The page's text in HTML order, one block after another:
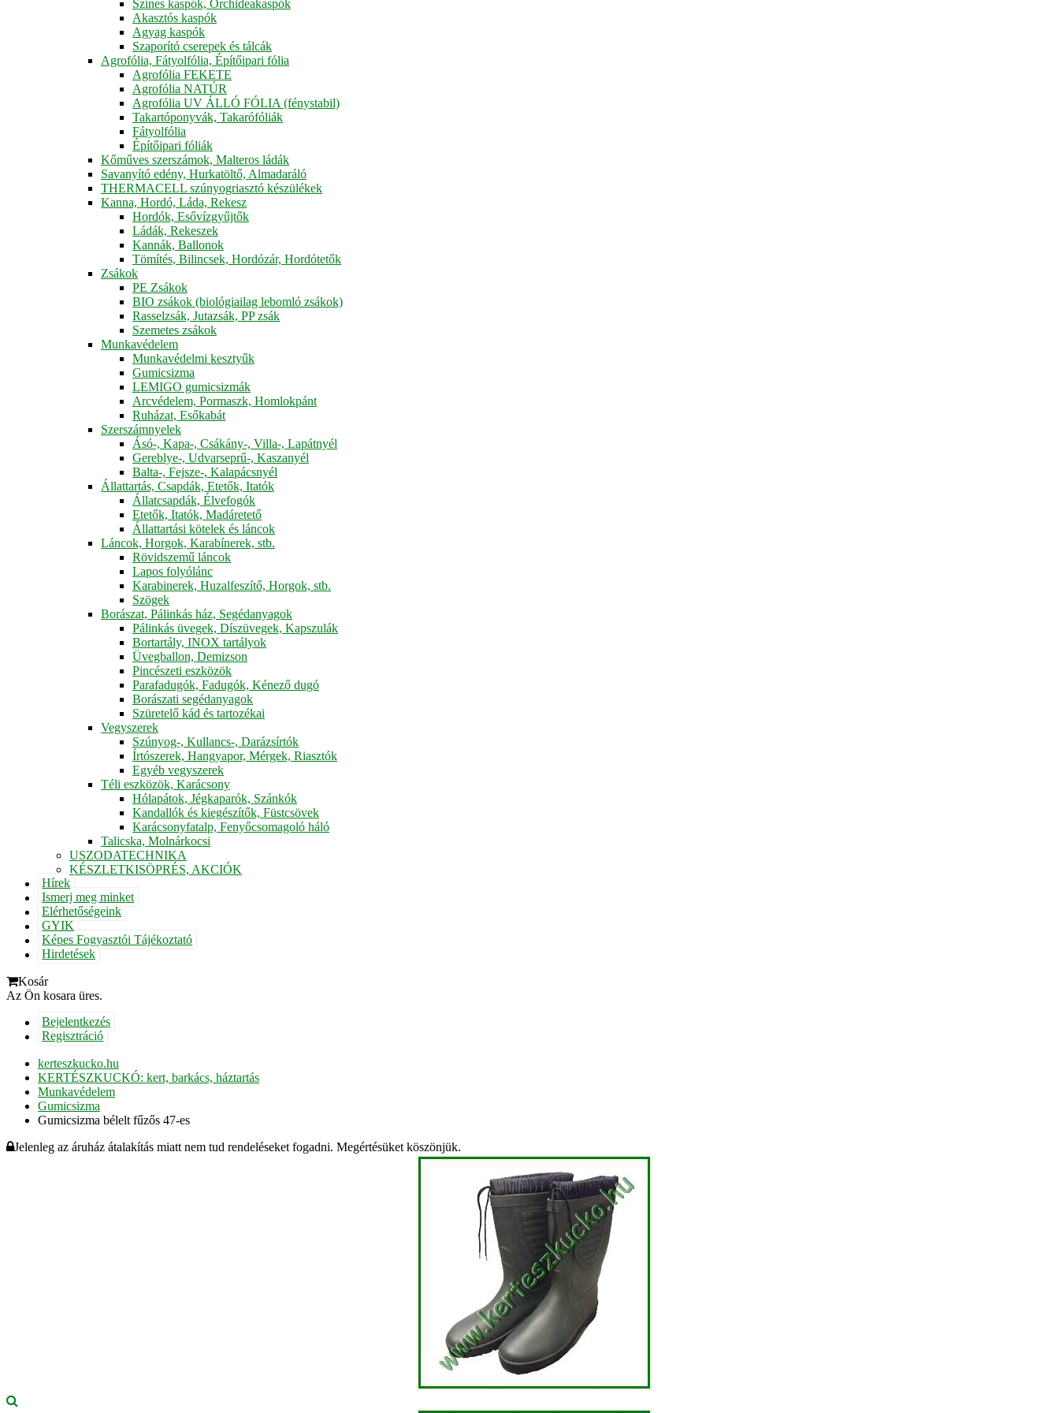
Színes kaspók, Orchideakaspók
Akasztós kaspók
Agyag kaspók
Szaporító cserepek és tálcák
Agrofólia, Fátyolfólia, Építőipari fólia
Agrofólia FEKETE
Agrofólia NATÚR
Agrofólia UV ÁLLÓ FÓLIA (fénystabil)
Takartóponyvák, Takarófóliák
Fátyolfólia
Építőipari fóliák
Kőműves szerszámok, Malteros ládák
Savanyító edény, Hurkatöltő, Almadaráló
THERMACELL szúnyogriasztó készülékek
Kanna, Hordó, Láda, Rekesz
Hordók, Esővízgyűjtők
Ládák, Rekeszek
Kannák, Ballonok
Tömítés, Bilincsek, Hordózár, Hordótetők
Zsákok
PE Zsákok
BIO zsákok (biológiailag lebomló zsákok)
Rasselzsák, Jutazsák, PP zsák
Szemetes zsákok
Munkavédelem
Munkavédelmi kesztyűk
Gumicsizma
LEMIGO gumicsizmák
Arcvédelem, Pormaszk, Homlokpánt
Ruházat, Esőkabát
Szerszámnyelek
Ásó-, Kapa-, Csákány-, Villa-, Lapátnyél
Gereblye-, Udvarseprű-, Kaszanyél
Balta-, Fejsze-, Kalapácsnyél
Állattartás, Csapdák, Etetők, Itatók
Állatcsapdák, Élvefogók
Etetők, Itatók, Madáretető
Állattartási kötelek és láncok
Láncok, Horgok, Karabínerek, stb.
Rövidszemű láncok
Lapos folyólánc
Karabinerek, Huzalfeszítő, Horgok, stb.
Szögek
Borászat, Pálinkás ház, Segédanyagok
Pálinkás üvegek, Díszüvegek, Kapszulák
Bortartály, INOX tartályok
Üvegballon, Demizson
Pincészeti eszközök
Parafadugók, Fadugók, Kénező dugó
Borászati segédanyagok
Szüretelő kád és tartozékai
Vegyszerek
Szúnyog-, Kullancs-, Darázsírtók
Írtószerek, Hangyapor, Mérgek, Riasztók
Egyéb vegyszerek
Téli eszközök, Karácsony
Hólapátok, Jégkaparók, Szánkók
Kandallók és kiegészítők, Füstcsövek
Karácsonyfatalp, Fenyőcsomagoló háló
Talicska, Molnárkocsi
USZODATECHNIKA
KÉSZLETKISÖPRÉS, AKCIÓK
Hírek
Ismerj meg minket
Elérhetőségeink
GYIK
Képes Fogyasztói Tájékoztató
Hirdetések
Kosár
Az Ön kosara üres.
Bejelentkezés
Regisztráció
kerteszkucko.hu
KERTÉSZKUCKÓ: kert, barkács, háztartás
Munkavédelem
Gumicsizma
Gumicsizma bélelt fűzős 47-es
Jelenleg az áruház átalakítás miatt nem tud rendeléseket fogadni. Megértésüket köszönjük.